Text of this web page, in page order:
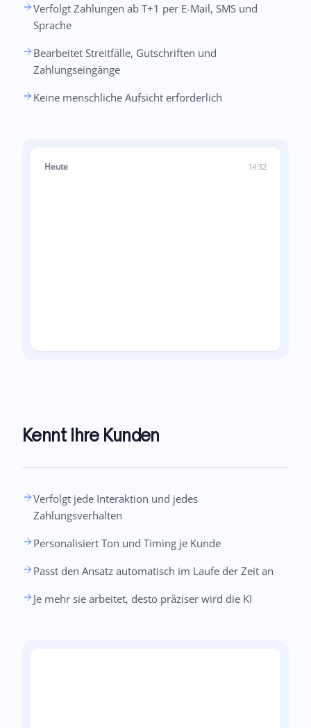
Verfolgt Zahlungen ab T+1 per E-Mail, SMS und
Sprache
Bearbeitet Streitfälle, Gutschriften und
Zahlungseingänge
Keine menschliche Aufsicht erforderlich
Heute 14:32
Kennt Ihre Kunden
Verfolgt jede Interaktion und jedes
Zahlungsverhalten
Personalisiert Ton und Timing je Kunde
Passt den Ansatz automatisch im Laufe der Zeit an
Je mehr sie arbeitet, desto präziser wird die KI